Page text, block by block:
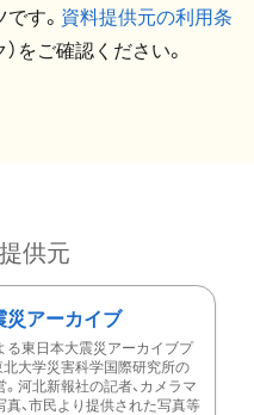
す。 資料提供元の利用条
をご確認ください。
供元
災アーカイブ
る東日本大震災アーカイブプ
北大学災害科学国際研究所の
河北新報社の記者、カメラマ
真、市民より提供された写真等